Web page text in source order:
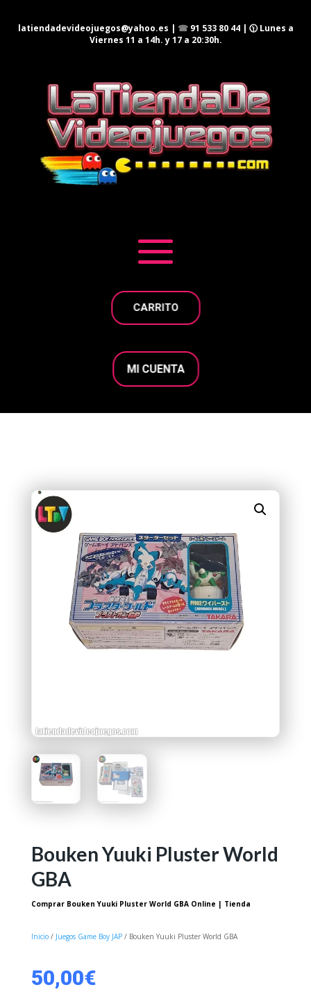
latiendadevideojuegos@yahoo.es | ☎ 91 533 80 44| 🕦 Lunes a
Viernes 11 a 14h. y 17 a 20:30h.
CARRITO
MI CUENTA
Bouken Yuuki Pluster World
GBA
Comprar Bouken Yuuki Pluster World GBA Online | Tienda
Inicio/ Juegos Game Boy JAP/ Bouken Yuuki Pluster World GBA
50,00€